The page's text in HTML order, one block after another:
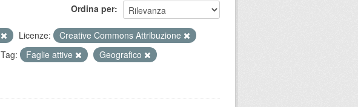
Ordina per
Licenze:
Creative Commons Attribuzione
Tag: Faglie attive
Geografico